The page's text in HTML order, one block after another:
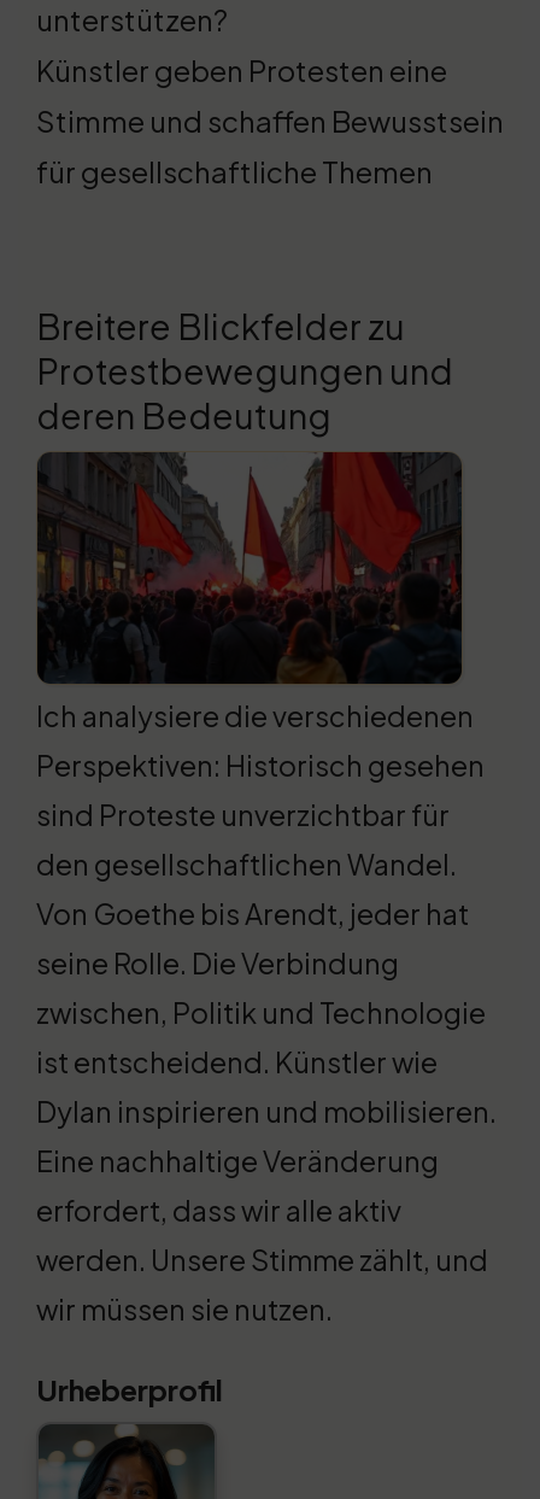
unterstützen?
Künstler geben Protesten eine
Stimme und schaffen Bewusstsein
für gesellschaftliche Themen
Breitere Blickfelder zu
Protestbewegungen und
deren Bedeutung
Ich analysiere die verschiedenen
Perspektiven: Historisch gesehen
sind Proteste unverzichtbar für
den gesellschaftlichen Wandel.
Von Goethe bis Arendt, jeder hat
seine Rolle. Die Verbindung
zwischen, Politik und Technologie
ist entscheidend. Künstler wie
Dylan inspirieren und mobilisieren.
Eine nachhaltige Veränderung
erfordert, dass wir alle aktiv
werden. Unsere Stimme zählt, und
wir müssen sie nutzen.
Urheberprofil